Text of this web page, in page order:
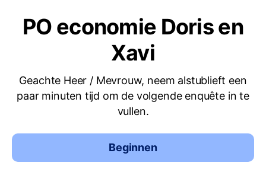
PO economie Doris en
Xavi
Geachte Heer / Mevrouw, neem alstublieft een
paar minuten tijd om de volgende enquête in te
vullen.
Beginnen